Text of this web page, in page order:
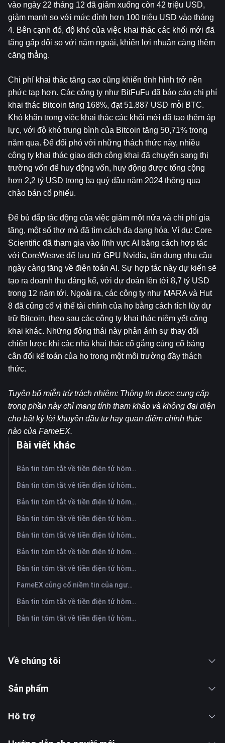
vào ngày 22 tháng 12 đã giảm xuống còn 42 triệu USD,
giảm mạnh so với mức đỉnh hơn 100 triệu USD vào tháng
4. Bên cạnh đó, độ khó của việc khai thác các khối mới đã
tăng gấp đôi so với năm ngoái, khiến lợi nhuận càng thêm
căng thẳng.
Chi phí khai thác tăng cao cũng khiến tình hình trở nên
phức tạp hơn. Các công ty như BitFuFu đã báo cáo chi phí
khai thác Bitcoin tăng 168%, đạt 51.887 USD mỗi BTC.
Khó khăn trong việc khai thác các khối mới đã tạo thêm áp
lực, với độ khó trung bình của Bitcoin tăng 50,71% trong
năm qua. Để đối phó với những thách thức này, nhiều
công ty khai thác giao dịch công khai đã chuyển sang thị
trường vốn để huy động vốn, huy động được tổng cộng
hơn 2,2 tỷ USD trong ba quý đầu năm 2024 thông qua
chào bán cổ phiếu.
Để bù đắp tác động của việc giảm một nửa và chi phí gia
tăng, một số thợ mỏ đã tìm cách đa dạng hóa. Ví dụ: Core
Scientific đã tham gia vào lĩnh vực AI bằng cách hợp tác
với CoreWeave để lưu trữ GPU Nvidia, tận dụng nhu cầu
ngày càng tăng về điện toán AI. Sự hợp tác này dự kiến ​​sẽ
tạo ra doanh thu đáng kể, với dự đoán lên tới 8,7 tỷ USD
trong 12 năm tới. Ngoài ra, các công ty như MARA và Hut
8 đã củng cố vị thế tài chính của họ bằng cách tích lũy dự
trữ Bitcoin, theo sau các công ty khai thác niêm yết công
khai khác. Những động thái này phản ánh sự thay đổi
chiến lược khi các nhà khai thác cố gắng củng cố bảng
cân đối kế toán của họ trong một môi trường đầy thách
thức.
Tuyên bố miễn trừ trách nhiệm: Thông tin được cung cấp
trong phần này chỉ mang tính tham khảo và không đại diện
cho bất kỳ lời khuyên đầu tư hay quan điểm chính thức
nào của FameEX.
Bài viết khác
Bản tin tóm tắt về tiền điện tử hôm nay trên FameEX | Ngày 6 tháng 8 năm 2026
Bản tin tóm tắt về tiền điện tử hôm nay trên FameEX | Ngày 5 tháng 8 năm 2026
Bản tin tóm tắt về tiền điện tử hôm nay trên FameEX | Ngày 4 tháng 8 năm 2026
Bản tin tóm tắt về tiền điện tử hôm nay trên FameEX | Ngày 3 tháng 8 năm 2026
Bản tin tóm tắt về tiền điện tử hôm nay trên FameEX | Ngày 31 tháng 7 năm 2026
Bản tin tóm tắt về tiền điện tử hôm nay trên FameEX | Ngày 30 tháng 7 năm 2026
Bản tin tóm tắt về tiền điện tử hôm nay trên FameEX | Ngày 29 tháng 7 năm 2026
FameEX củng cố niềm tin của người dùng thông qua tám năm hoạt động ổn định và tăng trưởng toàn cầu
Bản tin tóm tắt về tiền điện tử hôm nay trên FameEX | Ngày 28 tháng 7 năm 2026
Bản tin tóm tắt về tiền điện tử hôm nay trên FameEX | Ngày 27 tháng 7 năm 2026
Về chúng tôi
Sản phẩm
Hỗ trợ